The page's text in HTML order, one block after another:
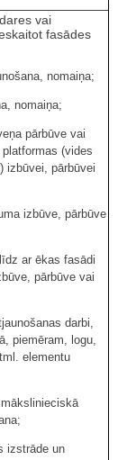
vai
fasādes
nomaiņa;
nomaiņa;
pārbūve vai
(vides
izbūvei, pārbūvei
izbūve, pārbūve
ar ēkas fasādi
pārbūve vai
darbi,
piemēram, logu,
elementu
izstrāde un